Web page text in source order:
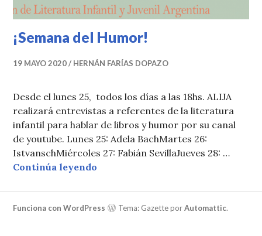
¡Semana del Humor!
19 MAYO 2020 HERNÁN FARÍAS DOPAZO
Desde el lunes 25, todos los días a las 18hs. ALIJA
realizará entrevistas a referentes de la literatura
infantil para hablar de libros y humor por su canal
de youtube. Lunes 25: Adela BachMartes 26:
IstvanschMiércoles 27: Fabián SevillaJueves 28: …
Continúa leyendo
Funciona con WordPress Tema: Gazette porAutomattic.